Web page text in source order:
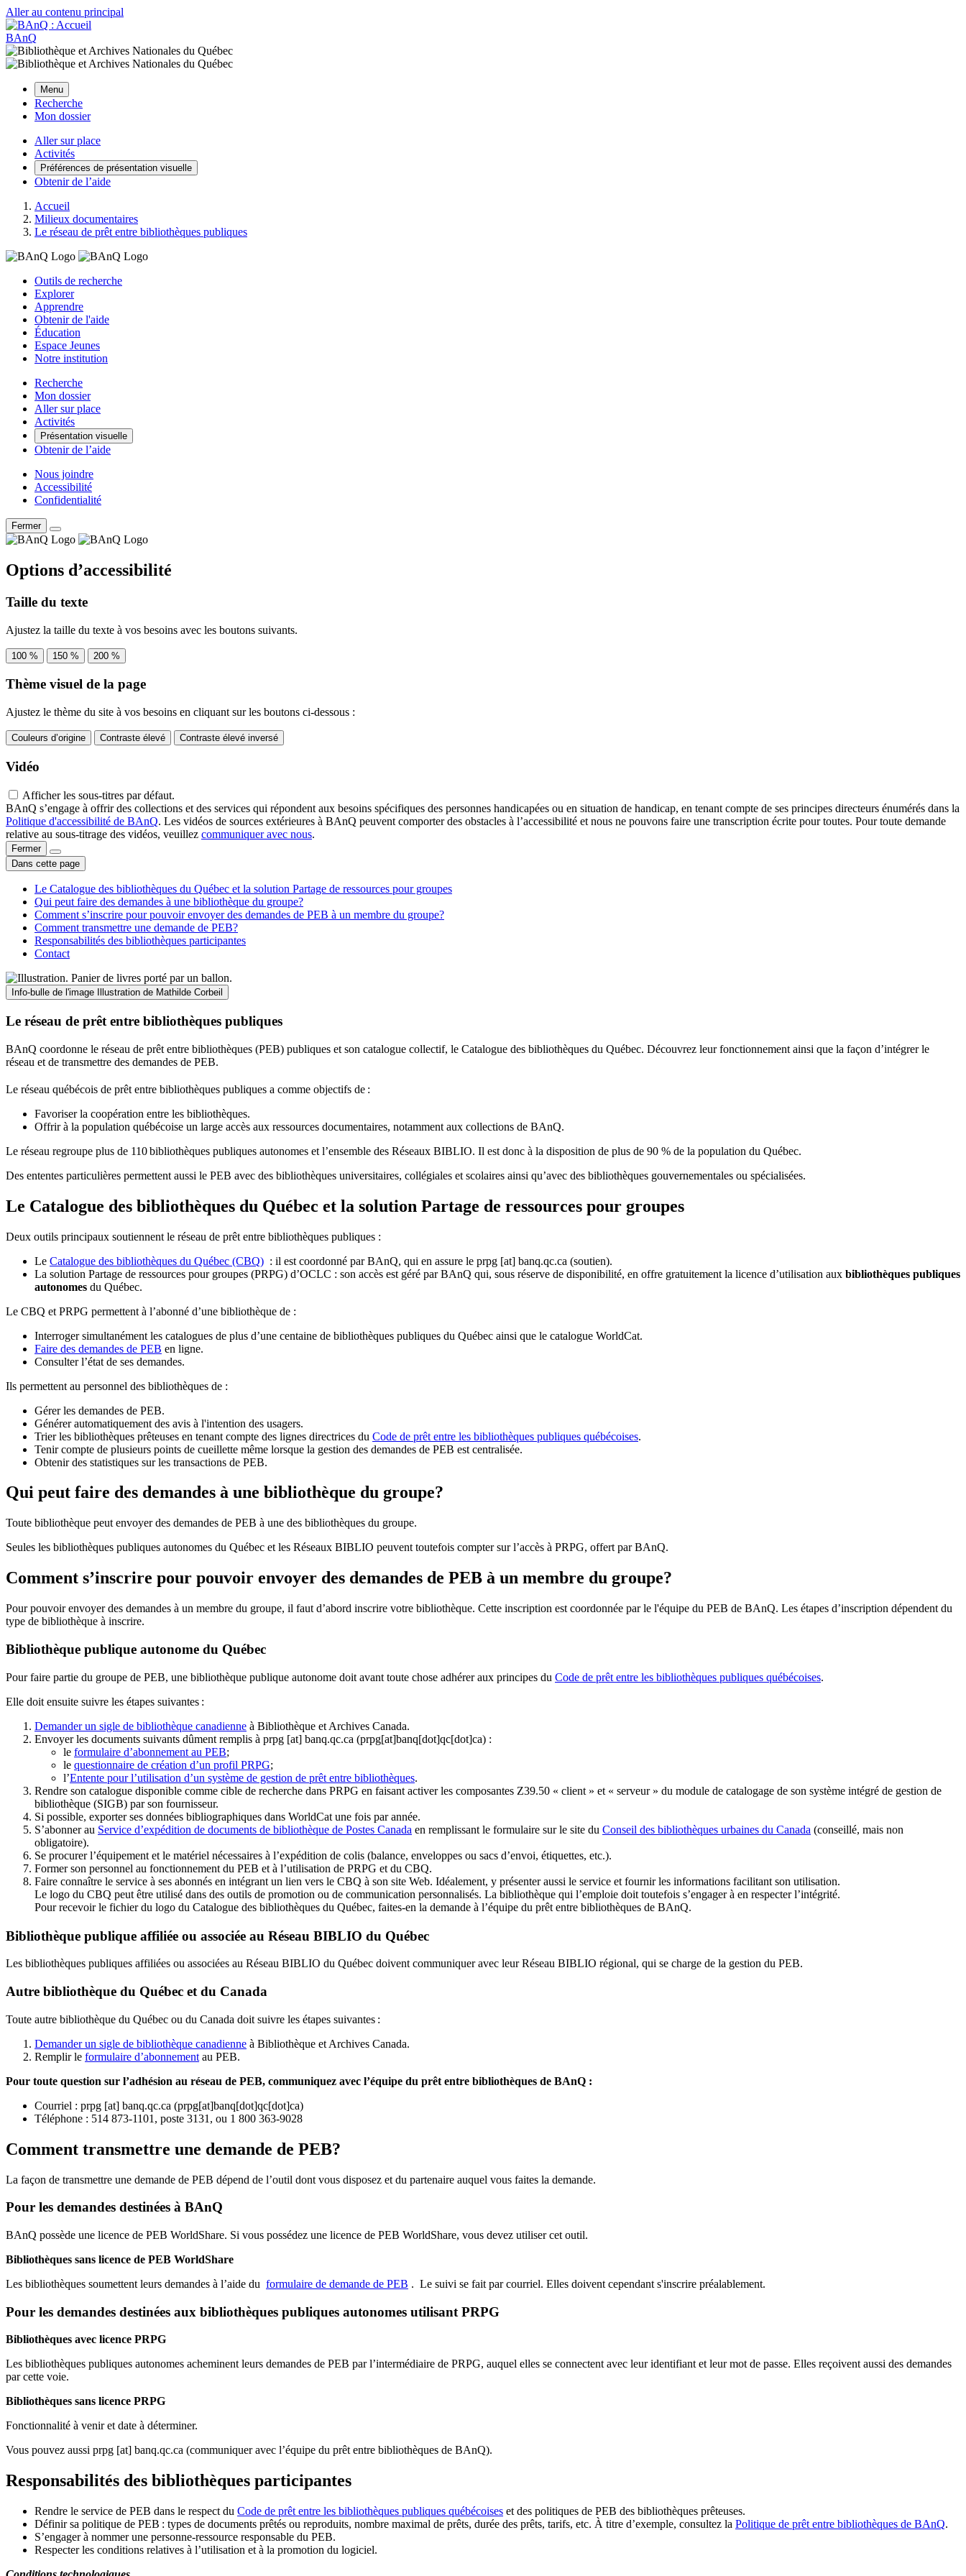
Aller au contenu principal
BAnQ
Menu
Recherche
Mon dossier
Aller sur place
Activités
Préférences de présentation visuelle
Obtenir de l’aide
Accueil
Milieux documentaires
Le réseau de prêt entre bibliothèques publiques
Outils de recherche
Explorer
Apprendre
Obtenir de l'aide
Éducation
Espace Jeunes
Notre institution
Recherche
Mon dossier
Aller sur place
Activités
Présentation visuelle
Obtenir de l’aide
Nous joindre
Accessibilité
Confidentialité
Fermer
Options d’accessibilité
Taille du texte
Ajustez la taille du texte à vos besoins avec les boutons suivants.
100 % 150 % 200 %
Thème visuel de la page
Ajustez le thème du site à vos besoins en cliquant sur les boutons ci-dessous :
Couleurs d’origine Contraste élevé Contraste élevé inversé
Vidéo
Afficher les sous-titres par défaut.
BAnQ s’engage à offrir des collections et des services qui répondent aux besoins spécifiques des personnes handicapées ou en situation de handicap, en tenant compte de ses principes directeurs énumérés dans la
Politique d'accessibilité de BAnQ. Les vidéos de sources extérieures à BAnQ peuvent comporter des obstacles à l’accessibilité et nous ne pouvons faire une transcription écrite pour toutes. Pour toute demande
relative au sous-titrage des vidéos, veuillez communiquer avec nous.
Fermer
Dans cette page
Le Catalogue des bibliothèques du Québec et la solution Partage de ressources pour groupes
Qui peut faire des demandes à une bibliothèque du groupe?
Comment s’inscrire pour pouvoir envoyer des demandes de PEB à un membre du groupe?
Comment transmettre une demande de PEB?
Responsabilités des bibliothèques participantes
Contact
Info-bulle de l'image Illustration de Mathilde Corbeil
Le réseau de prêt entre bibliothèques publiques
BAnQ coordonne le réseau de prêt entre bibliothèques (PEB) publiques et son catalogue collectif, le Catalogue des bibliothèques du Québec. Découvrez leur fonctionnement ainsi que la façon d’intégrer le
réseau et de transmettre des demandes de PEB.
Le réseau québécois de prêt entre bibliothèques publiques a comme objectifs de :
Favoriser la coopération entre les bibliothèques.
Offrir à la population québécoise un large accès aux ressources documentaires, notamment aux collections de BAnQ.
Le réseau regroupe plus de 110bibliothèques publiques autonomes et l’ensemble des Réseaux BIBLIO. Il est donc à la disposition de plus de 90 % de la population du Québec.
Des ententes particulières permettent aussi le PEB avec des bibliothèques universitaires, collégiales et scolaires ainsi qu’avec des bibliothèques gouvernementales ou spécialisées.
Le Catalogue des bibliothèques du Québec et la solution Partage de ressources pour groupes
Deux outils principaux soutiennent le réseau de prêt entre bibliothèques publiques :
Le Catalogue des bibliothèques du Québec (CBQ) : il est coordonné par BAnQ, qui en assure le prpg [at] banq.qc.ca (soutien).
La solution Partage de ressources pour groupes (PRPG) d’OCLC : son accès est géré par BAnQ qui, sous réserve de disponibilité, en offre gratuitement la licence d’utilisation aux bibliothèques publiques
autonomes du Québec.
Le CBQ et PRPG permettent à l’abonné d’une bibliothèque de :
Interroger simultanément les catalogues de plus d’une centaine de bibliothèques publiques du Québec ainsi que le catalogue WorldCat.
Faire des demandes de PEB en ligne.
Consulter l’état de ses demandes.
Ils permettent au personnel des bibliothèques de :
Gérer les demandes de PEB.
Générer automatiquement des avis à l'intention des usagers.
Trier les bibliothèques prêteuses en tenant compte des lignes directrices du Code de prêt entre les bibliothèques publiques québécoises.
Tenir compte de plusieurs points de cueillette même lorsque la gestion des demandes de PEB est centralisée.
Obtenir des statistiques sur les transactions de PEB.
Qui peut faire des demandes à une bibliothèque du groupe?
Toute bibliothèque peut envoyer des demandes de PEB à une des bibliothèques du groupe.
Seules les bibliothèques publiques autonomes du Québec et les Réseaux BIBLIO peuvent toutefois compter sur l’accès à PRPG, offert par BAnQ.
Comment s’inscrire pour pouvoir envoyer des demandes de PEB à un membre du groupe?
Pour pouvoir envoyer des demandes à un membre du groupe, il faut d’abord inscrire votre bibliothèque. Cette inscription est coordonnée par le l'équipe du PEB de BAnQ. Les étapes d’inscription dépendent du
type de bibliothèque à inscrire.
Bibliothèque publique autonome du Québec
Pour faire partie du groupe de PEB, une bibliothèque publique autonome doit avant toute chose adhérer aux principes du Code de prêt entre les bibliothèques publiques québécoises.
Elle doit ensuite suivre les étapes suivantes :
Demander un sigle de bibliothèque canadienne à Bibliothèque et Archives Canada.
Envoyer les documents suivants dûment remplis à prpg [at] banq.qc.ca (prpg[at]banq[dot]qc[dot]ca) :
le formulaire d’abonnement au PEB;
le questionnaire de création d’un profil PRPG;
l’Entente pour l’utilisation d’un système de gestion de prêt entre bibliothèques.
Rendre son catalogue disponible comme cible de recherche dans PRPG en faisant activer les composantes Z39.50 « client » et « serveur » du module de catalogage de son système intégré de gestion de
bibliothèque (SIGB) par son fournisseur.
Si possible, exporter ses données bibliographiques dans WorldCat une fois par année.
S’abonner au Service d’expédition de documents de bibliothèque de Postes Canada en remplissant le formulaire sur le site du Conseil des bibliothèques urbaines du Canada (conseillé, mais non
obligatoire).
Se procurer l’équipement et le matériel nécessaires à l’expédition de colis (balance, enveloppes ou sacs d’envoi, étiquettes, etc.).
Former son personnel au fonctionnement du PEB et à l’utilisation de PRPG et du CBQ.
Faire connaître le service à ses abonnés en intégrant un lien vers le CBQ à son site Web. Idéalement, y présenter aussi le service et fournir les informations facilitant son utilisation.
Le logo du CBQ peut être utilisé dans des outils de promotion ou de communication personnalisés. La bibliothèque qui l’emploie doit toutefois s’engager à en respecter l’intégrité.
Pour recevoir le fichier du logo du Catalogue des bibliothèques du Québec, faites-en la demande à l’équipe du prêt entre bibliothèques de BAnQ.
Bibliothèque publique affiliée ou associée au Réseau BIBLIO du Québec
Les bibliothèques publiques affiliées ou associées au Réseau BIBLIO du Québec doivent communiquer avec leur Réseau BIBLIO régional, qui se charge de la gestion du PEB.
Autre bibliothèque du Québec et du Canada
Toute autre bibliothèque du Québec ou du Canada doit suivre les étapes suivantes :
Demander un sigle de bibliothèque canadienne à Bibliothèque et Archives Canada.
Remplir le formulaire d’abonnement au PEB.
Pour toute question sur l’adhésion au réseau de PEB, communiquez avec l’équipe du prêt entre bibliothèques de BAnQ :
Courriel : prpg [at] banq.qc.ca (prpg[at]banq[dot]qc[dot]ca)
Téléphone : 514 873-1101, poste 3131, ou 1 800 363-9028
Comment transmettre une demande de PEB?
La façon de transmettre une demande de PEB dépend de l’outil dont vous disposez et du partenaire auquel vous faites la demande.
Pour les demandes destinées à BAnQ
BAnQ possède une licence de PEB WorldShare. Si vous possédez une licence de PEB WorldShare, vous devez utiliser cet outil.
Bibliothèques sans licence de PEB WorldShare
Les bibliothèques soumettent leurs demandes à l’aide du formulaire de demande de PEB . Le suivi se fait par courriel. Elles doivent cependant s'inscrire préalablement.
Pour les demandes destinées aux bibliothèques publiques autonomes utilisant PRPG
Bibliothèques avec licence PRPG
Les bibliothèques publiques autonomes acheminent leurs demandes de PEB par l’intermédiaire de PRPG, auquel elles se connectent avec leur identifiant et leur mot de passe. Elles reçoivent aussi des demandes
par cette voie.
Bibliothèques sans licence PRPG
Fonctionnalité à venir et date à déterminer.
Vous pouvez aussi prpg [at] banq.qc.ca (communiquer avec l’équipe du prêt entre bibliothèques de BAnQ).
Responsabilités des bibliothèques participantes
Rendre le service de PEB dans le respect du Code de prêt entre les bibliothèques publiques québécoises et des politiques de PEB des bibliothèques prêteuses.
Définir sa politique de PEB : types de documents prêtés ou reproduits, nombre maximal de prêts, durée des prêts, tarifs, etc. À titre d’exemple, consultez la Politique de prêt entre bibliothèques de BAnQ.
S’engager à nommer une personne-ressource responsable du PEB.
Respecter les conditions relatives à l’utilisation et à la promotion du logiciel.